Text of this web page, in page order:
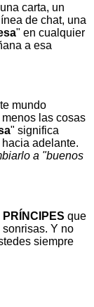
carta, un
de chat, una
" en cualquier
a esa
mundo
las cosas
" significa
adelante.
a "buenos
que
Y no
siempre